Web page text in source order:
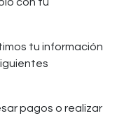
tu información
pagos o realizar